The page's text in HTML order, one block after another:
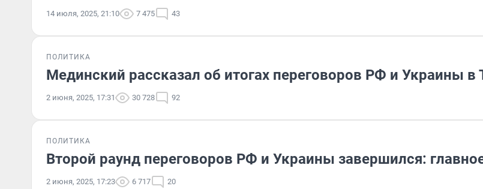
14 июля, 2025, 21:10 7 475 43
ПОЛИТИКА
Мединский рассказал об итогах переговоров РФ и Украины в
2 июня, 2025, 17:31 30 728 92
ПОЛИТИКА
Второй раунд переговоров РФ и Украины завершился:
2 июня, 2025, 17:23 6 717 20